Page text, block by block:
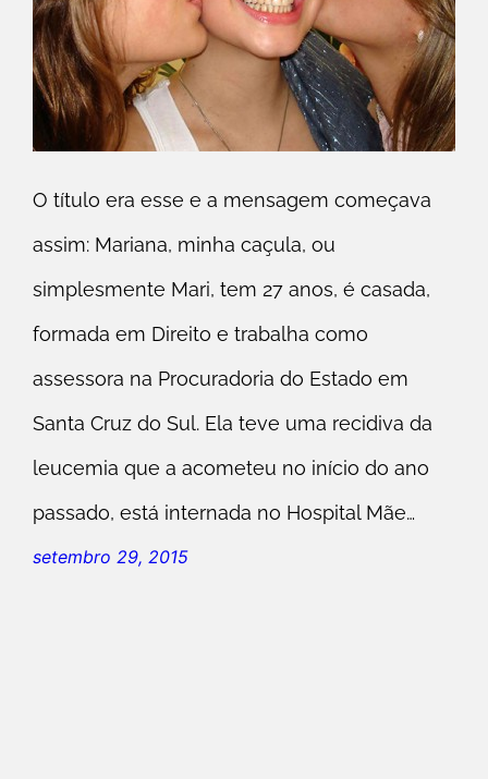
O título era esse e a mensagem começava
assim: Mariana, minha caçula, ou
simplesmente Mari, tem 27 anos, é casada,
formada em Direito e trabalha como
assessora na Procuradoria do Estado em
Santa Cruz do Sul. Ela teve uma recidiva da
leucemia que a acometeu no início do ano
passado, está internada no Hospital Mãe…
setembro 29, 2015